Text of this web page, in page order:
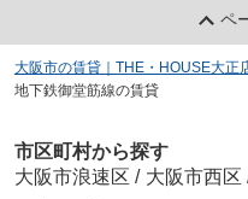
ペ
大阪市の賃貸｜THE・HOUSE大正
地下鉄御堂筋線の賃貸
市区町村から探す
大阪市浪速区 / 大阪市西区